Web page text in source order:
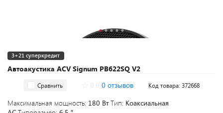
Автоакустика ACV Signum PB622SQ V2
3+21 суперкредит
Сравнить 0 отзывов Код товара: 372668
Максимальная мощность: 180 ВтТип: Коаксиальная